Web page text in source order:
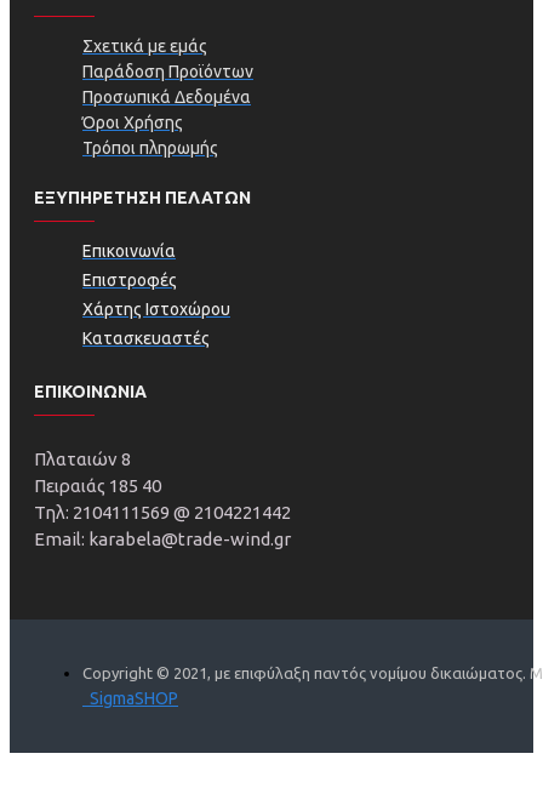
Σχετικά με εμάς
Παράδοση Προϊόντων
Προσωπικά Δεδομένα
Όροι Χρήσης
Τρόποι πληρωμής
ΕΞΥΠΗΡΕΤΗΣΗ ΠΕΛΑΤΩΝ
Επικοινωνία
Επιστροφές
Χάρτης Ιστοχώρου
Κατασκευαστές
ΕΠΙΚΟΙΝΩΝΙΑ
Πλαταιών 8
Πειραιάς 185 40
Τηλ: 2104111569 @ 2104221442
Email: karabela@trade-wind.gr
Copyright © 2021, με επιφύλαξη παντός νομίμου δικαιώματος.
SigmaSHOP